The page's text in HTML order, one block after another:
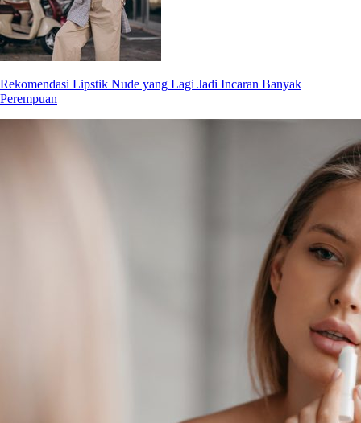
Rekomendasi Lipstik Nude yang Lagi Jadi Incaran Banyak
Perempuan